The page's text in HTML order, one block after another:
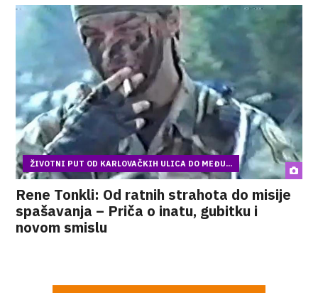
ŽIVOTNI PUT OD KARLOVAČKIH ULICA DO MEĐU...
Rene Tonkli: Od ratnih strahota do misije
spašavanja – Priča o inatu, gubitku i
novom smislu